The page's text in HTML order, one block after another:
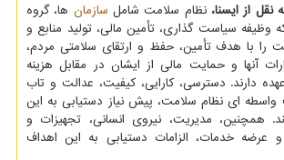
نقل از ایسنا،نظام سلامت شامل سازمان ها، گروه
وظیفه سیاست گذاری، تأمین مالی، تولید منابع و
را با هدف تأمین، حفظ و ارتقای سلامتی مردم،
آنها و حمایت مالی از ایشان در مقابل هزینه
دارند. دسترسی، کارایی، کیفیت، عدالت و تاب
واسطه ای نظام سلامت، پیش نیاز دستیابی به این
همچنین، مدیریت، نیروی انسانی، تجهیزات و
و عرضه خدمات، الزامات دستیابی به این اهداف